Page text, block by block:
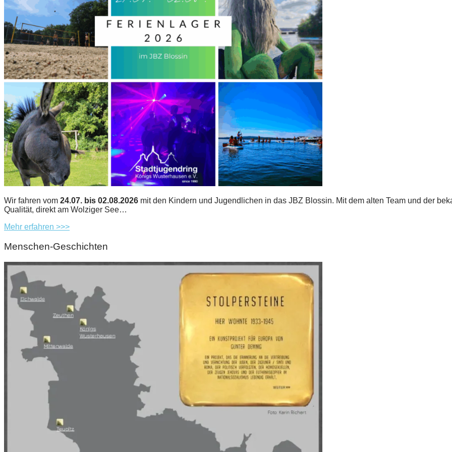
Wir fahren vom 24.07. bis 02.08.2026 mit den Kindern und Jugendlichen in das JBZ Blossin. Mit dem alten Team und der
Qualität, direkt am Wolziger See…
Mehr erfahren >>>
Menschen-Geschichten